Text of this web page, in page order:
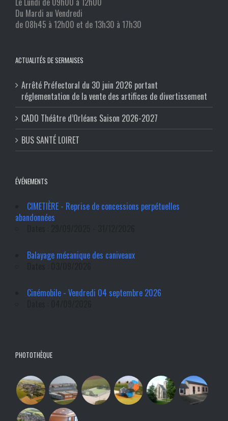
Du Mardi au Vendredi
de 08h45 à 12h00 et de 13h30 à 17h30
ACTUALITÉS DE SERMAISES
Arrêté Préfectoral du 30 juin 2026 portant
réglementation de la vente des artifices de divertissement
CADO Théâtre d’Orléans Saison 2026-2027
BUS SANTÉ LOIRET
ÉVÉNEMENTS
CIMETIÈRE - Reprise de concessions perpétuelles
abandonnées
Balayage mécanique des caniveaux
Cinémobile - Vendredi 04 septembre 2026
PHOTOTHÈQUE